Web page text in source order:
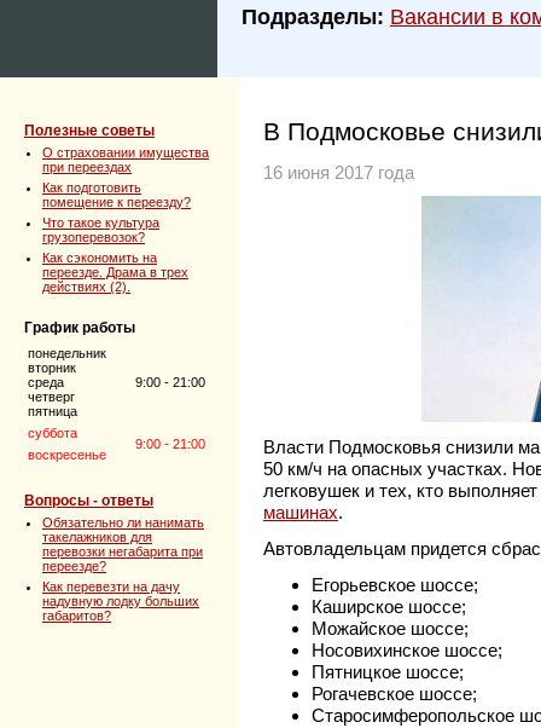
Подразделы: Вакансии в
Полезные советы
О страховании имущества
при переездах
Как подготовить
помещение к переезду?
Что такое культура
грузоперевозок?
Как сэкономить на
переезде. Драма в трех
действиях (2).
График работы
понедельник
вторник
среда
четверг
пятница
9:00 - 21:00
суббота
9:00 - 21:00
воскресенье
Вопросы - ответы
Обязательно ли нанимать
такелажников для
перевозки негабарита при
переезде?
Как перевезти на дачу
надувную лодку больших
габаритов?
В Подмосковье
16 июня 2017 года
Власти Подмосковья снизили
50 км/ч на опасных участках.
легковушек и тех, кто выполняет
машинах.
Автовладельцам придется
Егорьевское шоссе;
Каширское шоссе;
Можайское шоссе;
Носовихинское шоссе;
Пятницкое шоссе;
Рогачевское шоссе;
Старосимферопольское